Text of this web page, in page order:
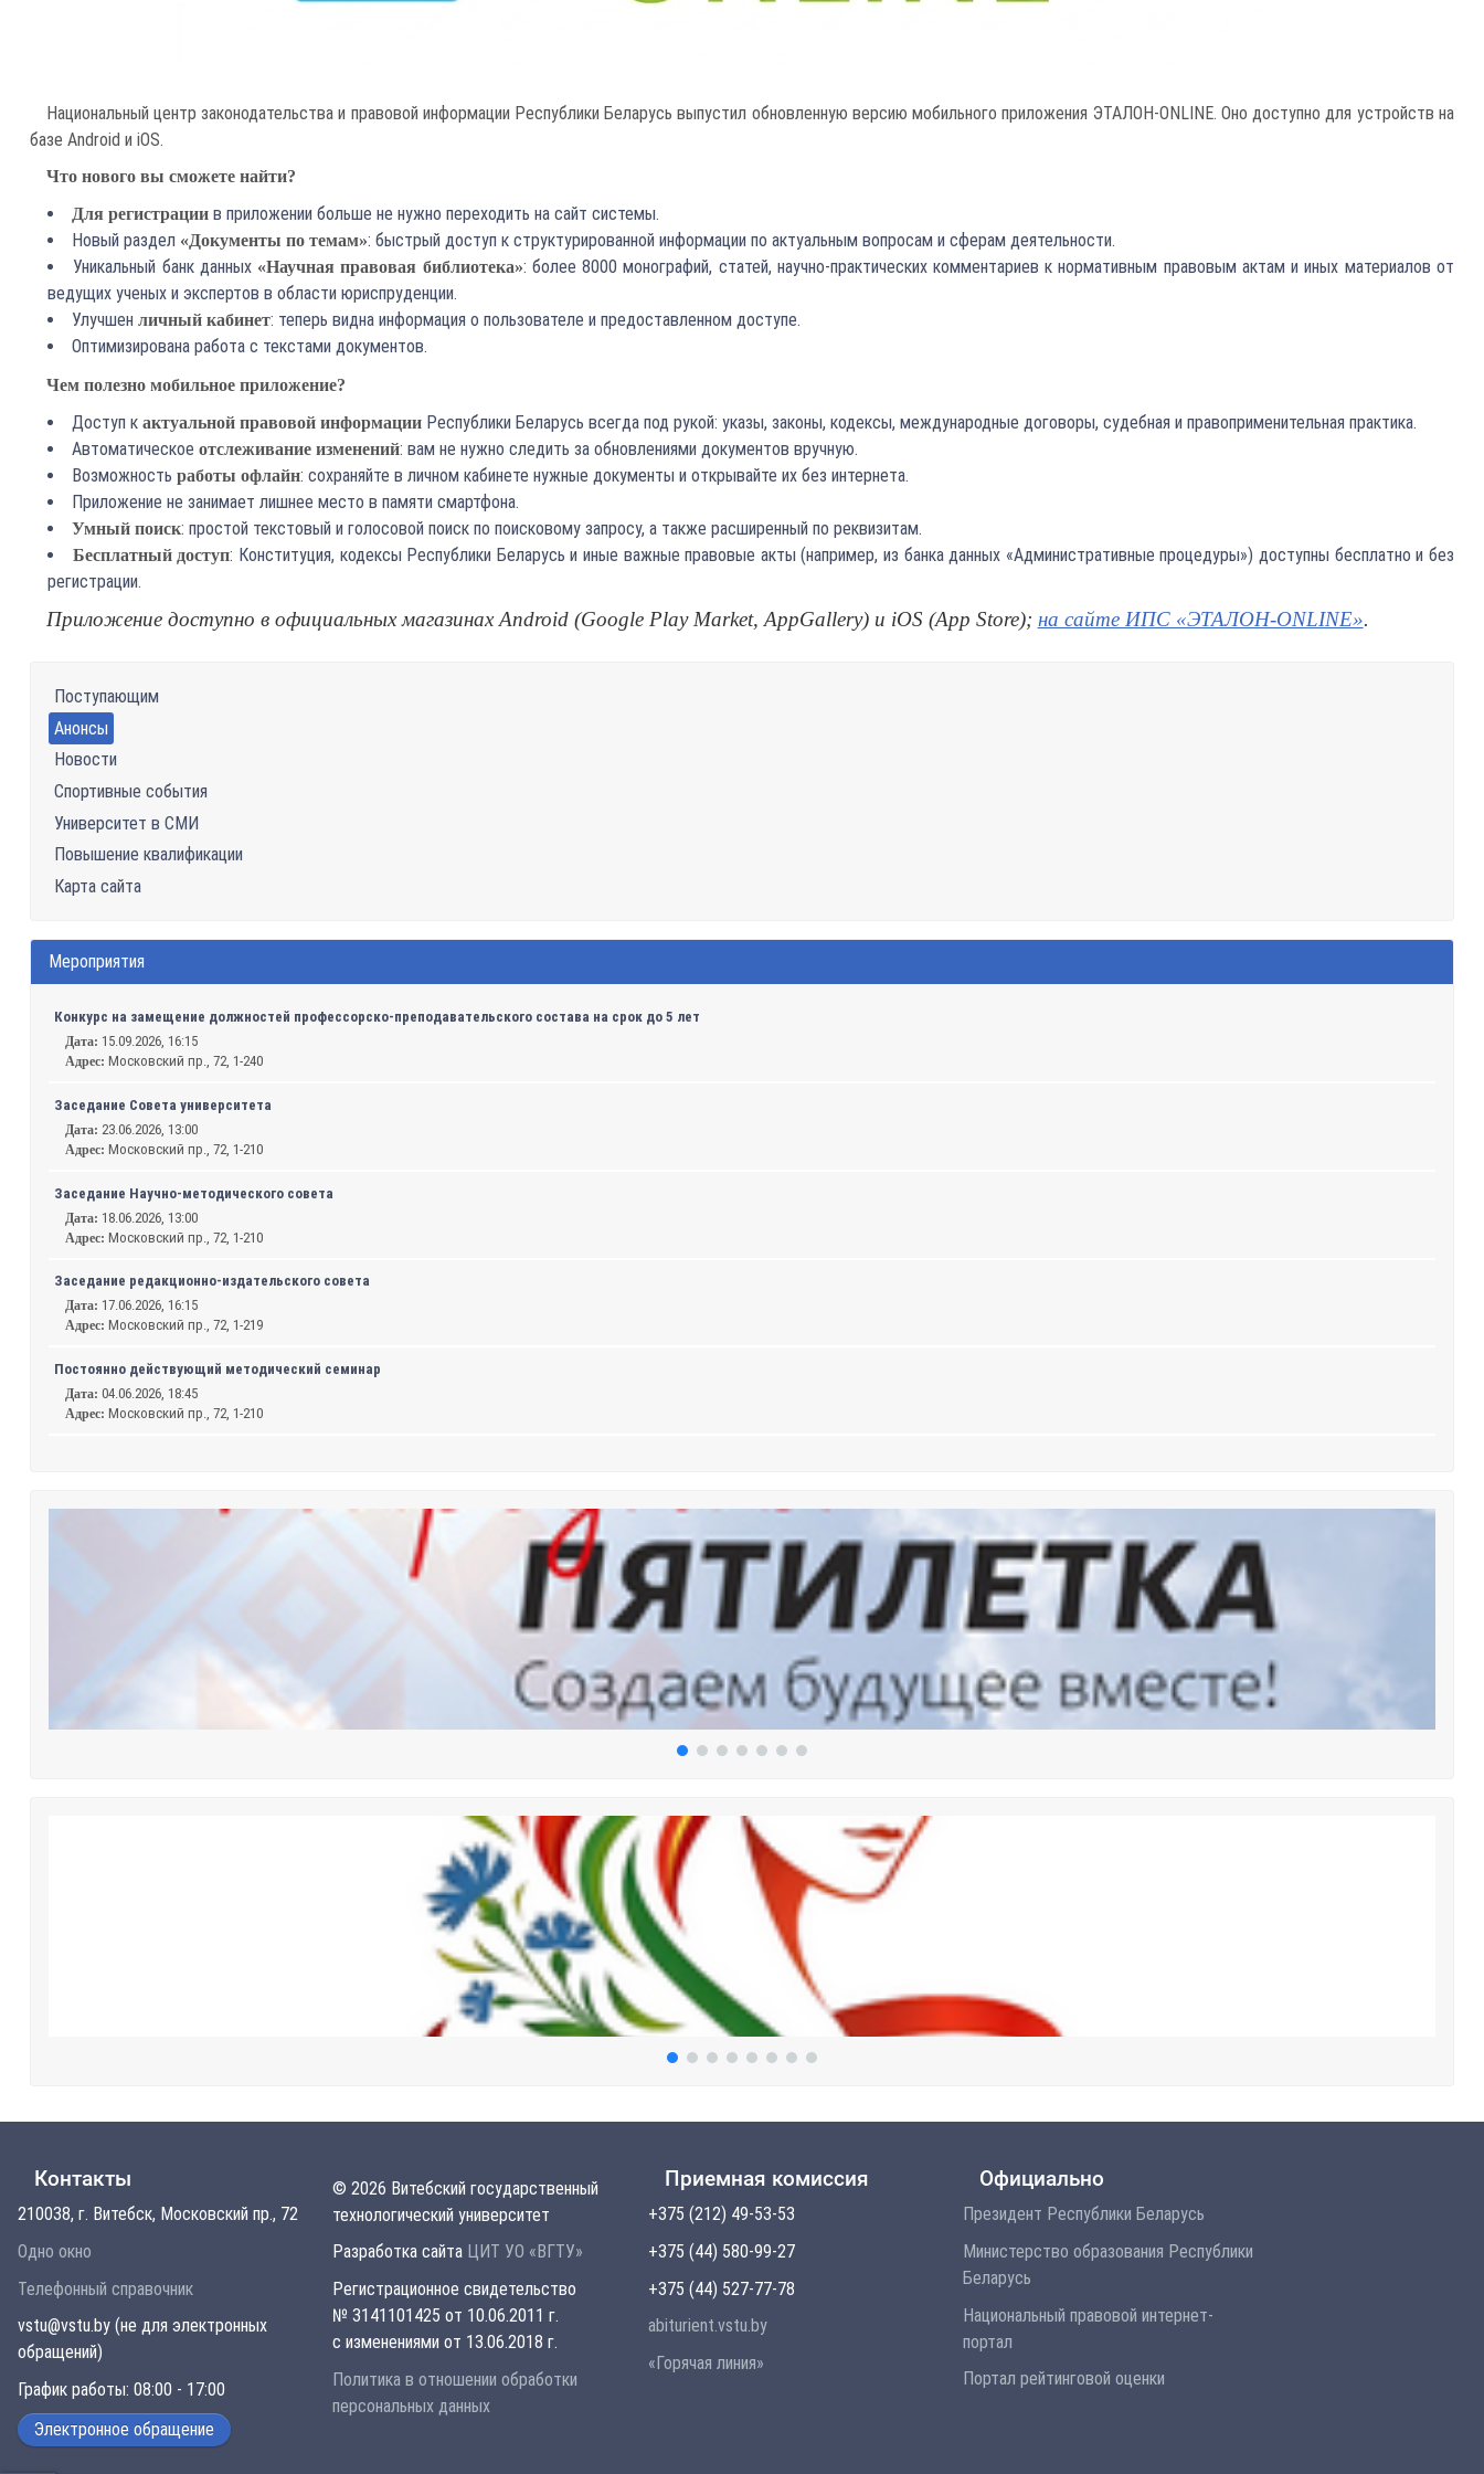
Национальный центр законодательства и правовой информации Республики Беларусь выпустил обновленную версию мобильного приложения ЭТАЛОН-ONLINE. Оно доступно для устройств на
базе Android и iOS.
Что нового вы сможете найти?
Для регистрации в приложении больше не нужно переходить на сайт системы.
Новый раздел «Документы по темам»: быстрый доступ к структурированной информации по актуальным вопросам и сферам деятельности.
Уникальный банк данных «Научная правовая библиотека»: более 8000 монографий, статей, научно-практических комментариев к нормативным правовым актам и иных материалов от
ведущих ученых и экспертов в области юриспруденции.
Улучшенличный кабинет: теперь видна информация о пользователе и предоставленном доступе.
Оптимизирована работа с текстами документов.
Чем полезно мобильное приложение?
Доступ кактуальной правовой информации Республики Беларусь всегда под рукой: указы, законы, кодексы, международные договоры, судебная и правоприменительная практика.
Автоматическоеотслеживание изменений: вам не нужно следить за обновлениями документов вручную.
Возможностьработы офлайн: сохраняйте в личном кабинете нужные документы и открывайте их без интернета.
Приложение не занимает лишнее место в памяти смартфона.
Умный поиск: простой текстовый и голосовой поиск по поисковому запросу, а также расширенный по реквизитам.
Бесплатный доступ: Конституция, кодексы Республики Беларусь и иные важные правовые акты (например, из банка данных «Административные процедуры») доступны бесплатно и без
регистрации.
Приложение доступно в официальных магазинах Android (Google Play Market, AppGallery) и iOS (App Store); на сайте ИПС «ЭТАЛОН-ONLINE».
Поступающим
Анонсы
Новости
Спортивные события
Университет в СМИ
Повышение квалификации
Карта сайта
Мероприятия
Конкурс на замещение должностей профессорско-преподавательского состава на срок до 5 лет
Дата: 15.09.2026, 16:15
Адрес: Московский пр., 72, 1-240
Заседание Совета университета
Дата: 23.06.2026, 13:00
Адрес: Московский пр., 72, 1-210
Заседание Научно-методического совета
Дата: 18.06.2026, 13:00
Адрес: Московский пр., 72, 1-210
Заседание редакционно-издательского совета
Дата: 17.06.2026, 16:15
Адрес: Московский пр., 72, 1-219
Постоянно действующий методический семинар
Дата:04.06.2026, 18:45
Адрес: Московский пр., 72, 1-210
Контакты
210038, г. Витебск, Московский пр., 72
Одно окно
Телефонный справочник
vstu@vstu.by (не для электронных
обращений)
График работы: 08:00 - 17:00
Электронное обращение
© 2026 Витебский государственный
технологический университет
Разработка сайта ЦИТ УО «ВГТУ»
Регистрационное свидетельство
№ 3141101425 от 10.06.2011 г.
с изменениями от 13.06.2018 г.
Политика в отношении обработки
персональных данных
Приемная комиссия
+375 (212) 49-53-53
+375 (44) 580-99-27
+375 (44) 527-77-78
abiturient.vstu.by
«Горячая линия»
Официально
Президент Республики Беларусь
Министерство образования Республики
Беларусь
Национальный правовой интернет-
портал
Портал рейтинговой оценки